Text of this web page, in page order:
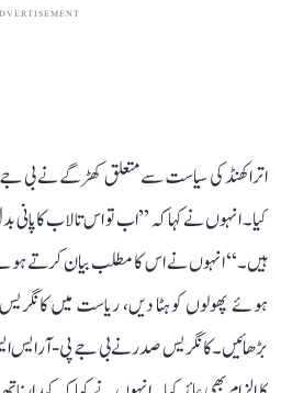
اتراکھنڈ کی سیاست سے متعلق کھڑگے نے بی جے
کیا۔ انہوں نے کہا کہ ’’اب تو اس تالاب کا
ہیں۔‘‘ انہوں نے اس کا مطلب بیان کرتے
ہوئے پھولوں کو ہٹا دیں، ریاست میں
بڑھائیں۔ کانگریس صدر نے بی جے پی-آر ایس